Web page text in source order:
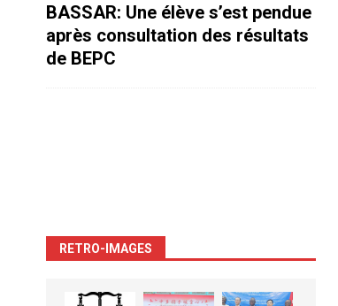
BASSAR: Une élève s’est pendue
après consultation des résultats
de BEPC
RETRO-IMAGES